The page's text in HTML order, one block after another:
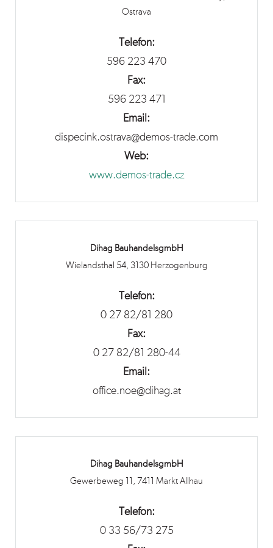
Ostrava
Telefon:
596 223 470
Fax:
596 223 471
Email:
dispecink.ostrava@demos-trade.com
Web:
www.demos-trade.cz
Dihag BauhandelsgmbH
Wielandsthal 54, 3130 Herzogenburg
Telefon:
0 27 82/81 280
Fax:
0 27 82/81 280-44
Email:
office.noe@dihag.at
Dihag BauhandelsgmbH
Gewerbeweg 11, 7411 Markt Allhau
Telefon:
0 33 56/73 275